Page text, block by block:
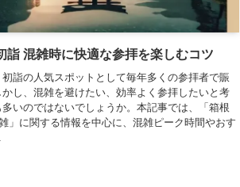
詣 混雑時に快適な参拝を楽しむコツ
詣の人気スポットとして毎年多くの参拝者で賑
し、混雑を避けたい、効率よく参拝したいと考
多いのではないでしょうか。本記事では、「箱根
」に関する情報を中心に、混雑ピーク時間やおす